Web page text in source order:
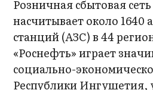
Розничная сбытовая
насчитывает около 1640
станций (АЗС) в 44
«Роснефть» играет
социально-
Республики Ингушетия,